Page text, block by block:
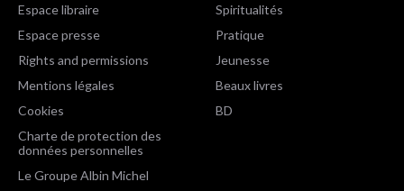
Espace libraire
Espace presse
Rights and permissions
Mentions légales
Cookies
Charte de protection des
données personnelles
Le Groupe Albin Michel
Spiritualités
Pratique
Jeunesse
Beaux livres
BD